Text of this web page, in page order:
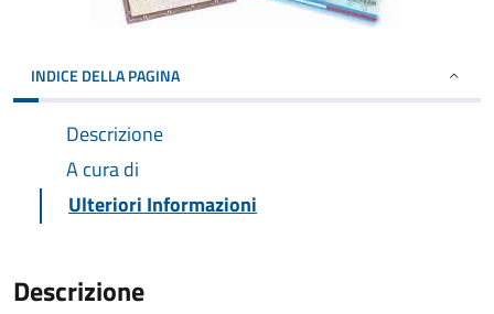
INDICE DELLA PAGINA
Descrizione
A cura di
Ulteriori Informazioni
Descrizione